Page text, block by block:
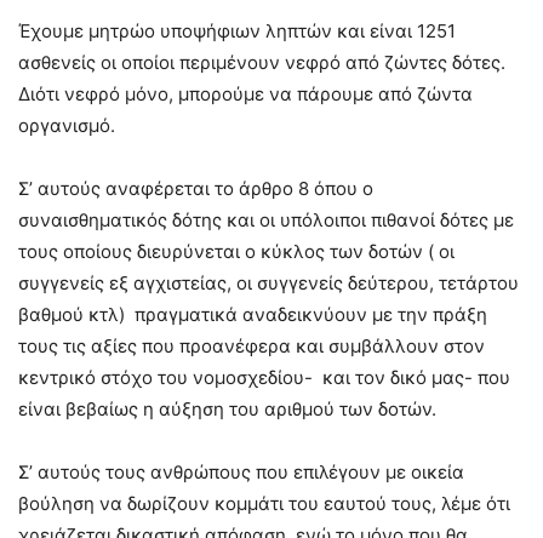
Έχουμε μητρώο υποψήφιων ληπτών και είναι 1251
ασθενείς οι οποίοι περιμένουν νεφρό από ζώντες δότες.
Διότι νεφρό μόνο, μπορούμε να πάρουμε από ζώντα
οργανισμό.
Σ’ αυτούς αναφέρεται το άρθρο 8 όπου ο
συναισθηματικός δότης και οι υπόλοιποι πιθανοί δότες με
τους οποίους διευρύνεται ο κύκλος των δοτών ( οι
συγγενείς εξ αγχιστείας, οι συγγενείς δεύτερου, τετάρτου
βαθμού κτλ) πραγματικά αναδεικνύουν με την πράξη
τους τις αξίες που προανέφερα και συμβάλλουν στον
κεντρικό στόχο του νομοσχεδίου- και τον δικό μας- που
είναι βεβαίως η αύξηση του αριθμού των δοτών.
Σ’ αυτούς τους ανθρώπους που επιλέγουν με οικεία
βούληση να δωρίζουν κομμάτι του εαυτού τους, λέμε ότι